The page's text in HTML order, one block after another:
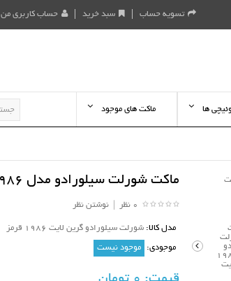
حساب کاربری من سبد خرید تسویه حساب
ها ماکت های موجود
ماکت شورلت سیلورادو مدل 1986 گرین لایت
0 نظر |نوشتن نظر
مدل کالا: شورلت سیلورادو گرین لایت 1986 قرمز
موجودی: موجود نیست